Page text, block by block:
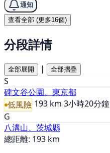
通知
查看全部 (更多16個)
分段詳情
全部展開 | 全部摺疊
S
碑文谷公園、東京都
低風險 193 km 3小時20分鐘
G
八溝山、茨城縣
總距離: 193 km